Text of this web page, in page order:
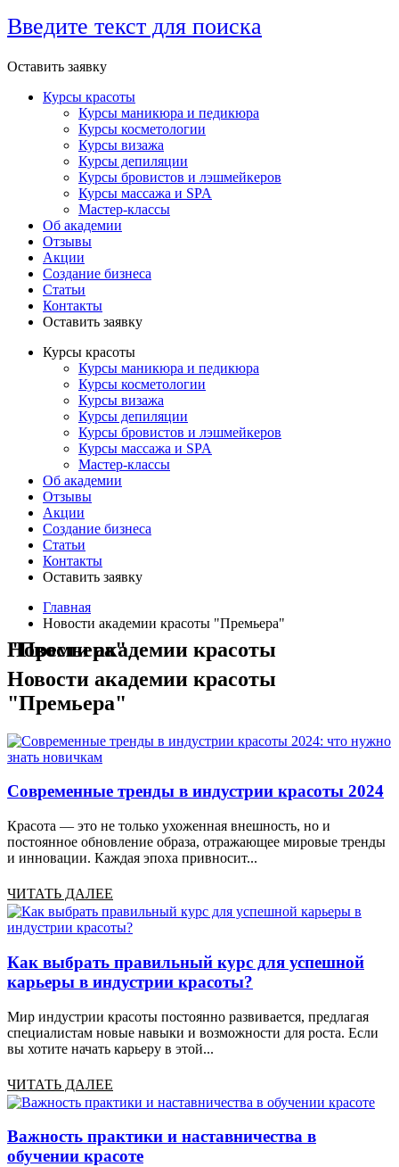
Введите текст для поиска
Оставить заявку
Курсы красоты
Курсы маникюра и педикюра
Курсы косметологии
Курсы визажа
Курсы депиляции
Курсы бровистов и лэшмейкеров
Курсы массажа и SPA
Мастер-классы
Об академии
Отзывы
Акции
Создание бизнеса
Статьи
Контакты
Оставить заявку
Курсы красоты
Курсы маникюра и педикюра
Курсы косметологии
Курсы визажа
Курсы депиляции
Курсы бровистов и лэшмейкеров
Курсы массажа и SPA
Мастер-классы
Об академии
Отзывы
Акции
Создание бизнеса
Статьи
Контакты
Оставить заявку
Главная
Новости академии красоты "Премьера"
Новости академии красоты "Премьера"
Новости академии красоты
"Премьера"
Современные тренды в индустрии красоты 2024
Красота — это не только ухоженная внешность, но и
постоянное обновление образа, отражающее мировые тренды
и инновации. Каждая эпоха привносит...
ЧИТАТЬ ДАЛЕЕ
Как выбрать правильный курс для успешной
карьеры в индустрии красоты?
Мир индустрии красоты постоянно развивается, предлагая
специалистам новые навыки и возможности для роста. Если
вы хотите начать карьеру в этой...
ЧИТАТЬ ДАЛЕЕ
Важность практики и наставничества в
обучении красоте